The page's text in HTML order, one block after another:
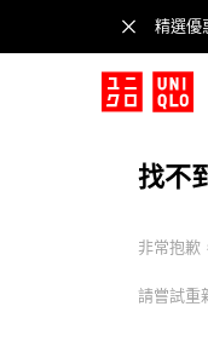
精選優
找不
非常抱歉
請嘗試重